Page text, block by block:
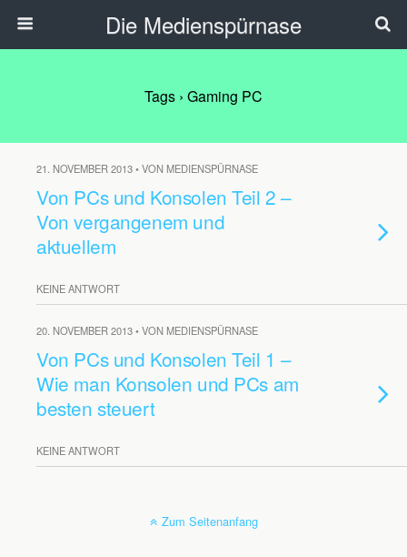
Die Medienspürnase
Tags › Gaming PC
21. NOVEMBER 2013 • VON MEDIENSPÜRNASE
Von PCs und Konsolen Teil 2 –
Von vergangenem und
aktuellem
KEINE ANTWORT
20. NOVEMBER 2013 • VON MEDIENSPÜRNASE
Von PCs und Konsolen Teil 1 –
Wie man Konsolen und PCs am
besten steuert
KEINE ANTWORT
Zum Seitenanfang